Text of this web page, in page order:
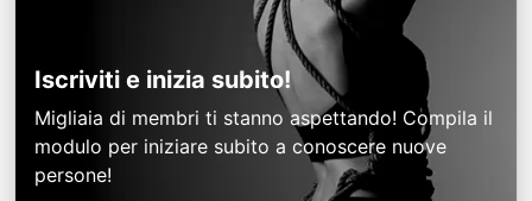
Iscriviti e inizia subito!
Migliaia di membri ti stanno aspettando! Compila il
modulo per iniziare subito a conoscere nuove
persone!